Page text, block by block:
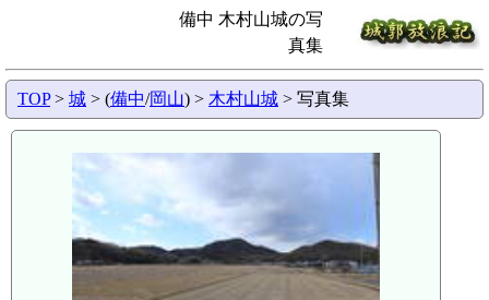
備中 木村山城の写
真集
TOP> 城 > (備中/岡山) > 木村山城 > 写真集